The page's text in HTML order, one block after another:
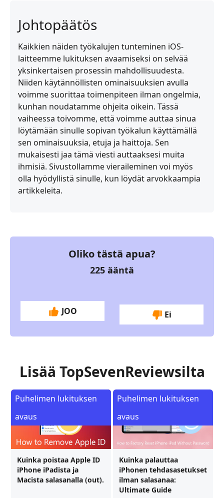
Johtopäätös
Kaikkien näiden työkalujen tunteminen iOS-
laitteemme lukituksen avaamiseksi on selvää
yksinkertaisen prosessin mahdollisuudesta.
Niiden käytännöllisten ominaisuuksien avulla
voimme suorittaa toimenpiteen ilman ongelmia,
kunhan noudatamme ohjeita oikein. Tässä
vaiheessa toivomme, että voimme auttaa sinua
löytämään sinulle sopivan työkalun käyttämällä
sen ominaisuuksia, etuja ja haittoja. Sen
mukaisesti jaa tämä viesti auttaaksesi muita
ihmisiä. Sivustollamme vieraileminen voi myös
olla hyödyllistä sinulle, kun löydät arvokkaampia
artikkeleita.
Oliko tästä apua?
225 ääntä
JOO Ei
Lisää TopSevenReviewsilta
Kuinka poistaa Apple ID
iPhone iPadista ja
Macista salasanalla (out).
Puhelimen lukituksen
avaus
Kuinka palauttaa
iPhonen tehdasasetukset
ilman salasanaa:
Ultimate Guide
Puhelimen lukituksen
avaus